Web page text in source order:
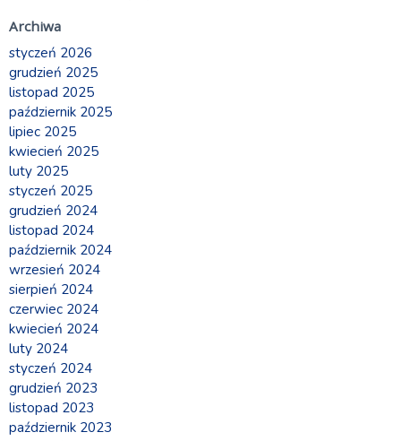
Archiwa
styczeń 2026
grudzień 2025
listopad 2025
październik 2025
lipiec 2025
kwiecień 2025
luty 2025
styczeń 2025
grudzień 2024
listopad 2024
październik 2024
wrzesień 2024
sierpień 2024
czerwiec 2024
kwiecień 2024
luty 2024
styczeń 2024
grudzień 2023
listopad 2023
październik 2023